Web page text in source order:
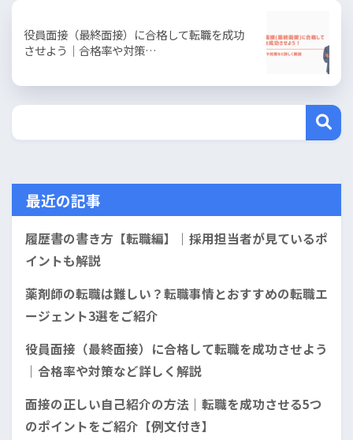
役員面接（最終面接）に合格して転職を成功
させよう｜合格率や対策…
最近の記事
履歴書の書き方【転職編】｜採用担当者が見ているポ
イントも解説
薬剤師の転職は難しい？転職事情とおすすめの転職エ
ージェント3選をご紹介
役員面接（最終面接）に合格して転職を成功させよう
｜合格率や対策など詳しく解説
面接の正しい自己紹介の方法｜転職を成功させる5つ
のポイントをご紹介【例文付き】